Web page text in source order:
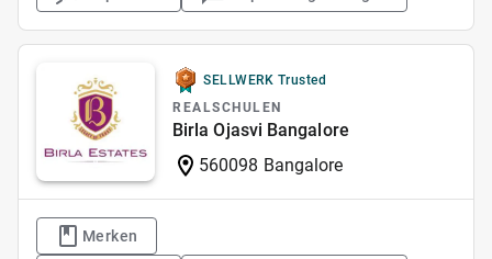
SELLWERK Trusted
REALSCHULEN
Birla Ojasvi Bangalore
560098 Bangalore
Merken